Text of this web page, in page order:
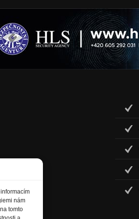
nám
tomto